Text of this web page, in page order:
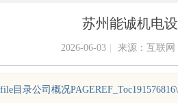
苏州能诚机电
2026-06-03 来源：互联网
目录公司概况